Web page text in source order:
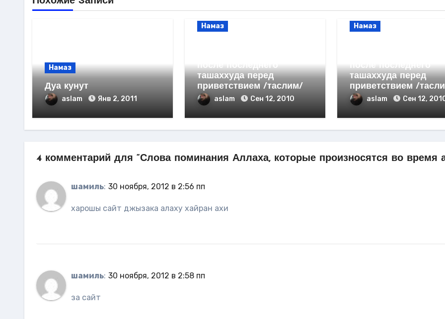
Намаз
Дуа кунут
aslam Янв 2, 2011
Намаз
после последнего
ташаххуда перед
приветствием /таслим/
aslam Сен 12, 2010
Намаз
после последнего
ташаххуда перед
приветствием /
aslam Сен 12,
4 комментарий для “Слова поминания Аллаха, которые произносятся во время
шамиль: 30 ноября, 2012 в 2:56 пп
харошы сайт джызака алаху хайран ахи
шамиль: 30 ноября, 2012 в 2:58 пп
за сайт